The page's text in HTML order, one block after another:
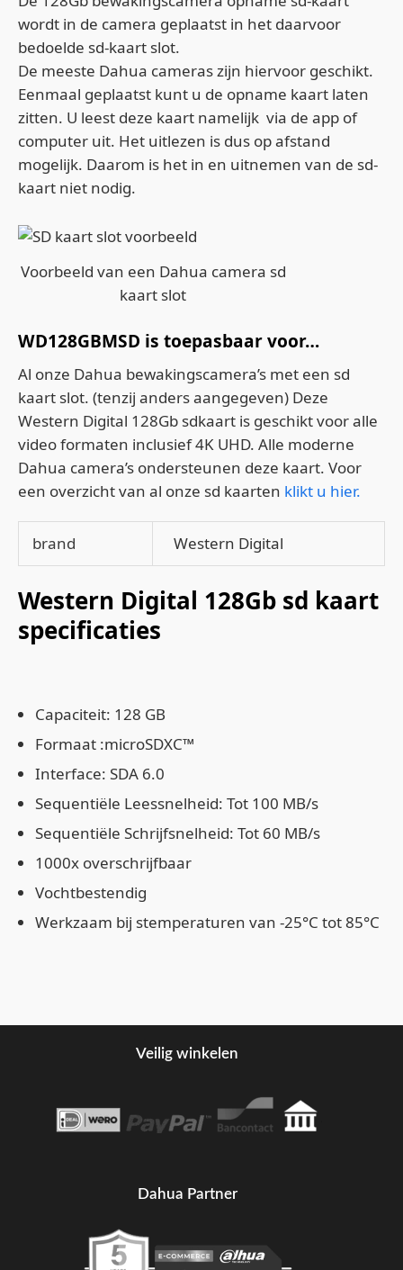
wordt in de camera geplaatst in het daarvoor
bedoelde sd-kaart slot.
De meeste Dahua cameras zijn hiervoor geschikt.
Eenmaal geplaatst kunt u de opname kaart laten
zitten. U leest deze kaart namelijk via de app of
computer uit. Het uitlezen is dus op afstand
mogelijk. Daarom is het in en uitnemen van de sd-
kaart niet nodig.
Voorbeeld van een Dahua camera sd
kaart slot
WD128GBMSD is toepasbaar voor…
Al onze Dahua bewakingscamera’s met een sd
kaart slot. (tenzij anders aangegeven) Deze
Western Digital 128Gb sdkaart is geschikt voor alle
video formaten inclusief 4K UHD. Alle moderne
Dahua camera’s ondersteunen deze kaart. Voor
een overzicht van al onze sd kaarten klikt u hier.
brand Western Digital
Western Digital 128Gb sd kaart
specificaties
Capaciteit: 128 GB
Formaat :microSDXC™
Interface: SDA 6.0
Sequentiële Leessnelheid: Tot 100 MB/s
Sequentiële Schrijfsnelheid: Tot 60 MB/s
1000x overschrijfbaar
Vochtbestendig
Werkzaam bij stemperaturen van -25°C tot 85°C
Veilig winkelen
Dahua Partner